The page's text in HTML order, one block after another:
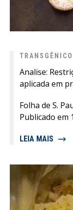
Analise:
aplicada em
Folha de S.
Publicado em
LEIA MAIS